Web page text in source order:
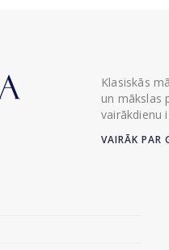
Klasiskās
un mākslas
vairākdienu
VAIRĀK PAR